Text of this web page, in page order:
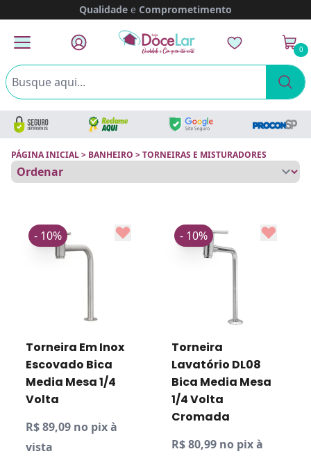
Qualidade e Comprometimento
0
PÁGINA INICIAL> BANHEIRO >TORNEIRAS E MISTURADORES
Torneira Em Inox
Escovado Bica
Media Mesa 1/4
Volta
R$ 89,09 no pix à
vista
- 10%
Torneira
Lavatório DL08
Bica Media Mesa
1/4 Volta
Cromada
R$ 80,99 no pix à
- 10%